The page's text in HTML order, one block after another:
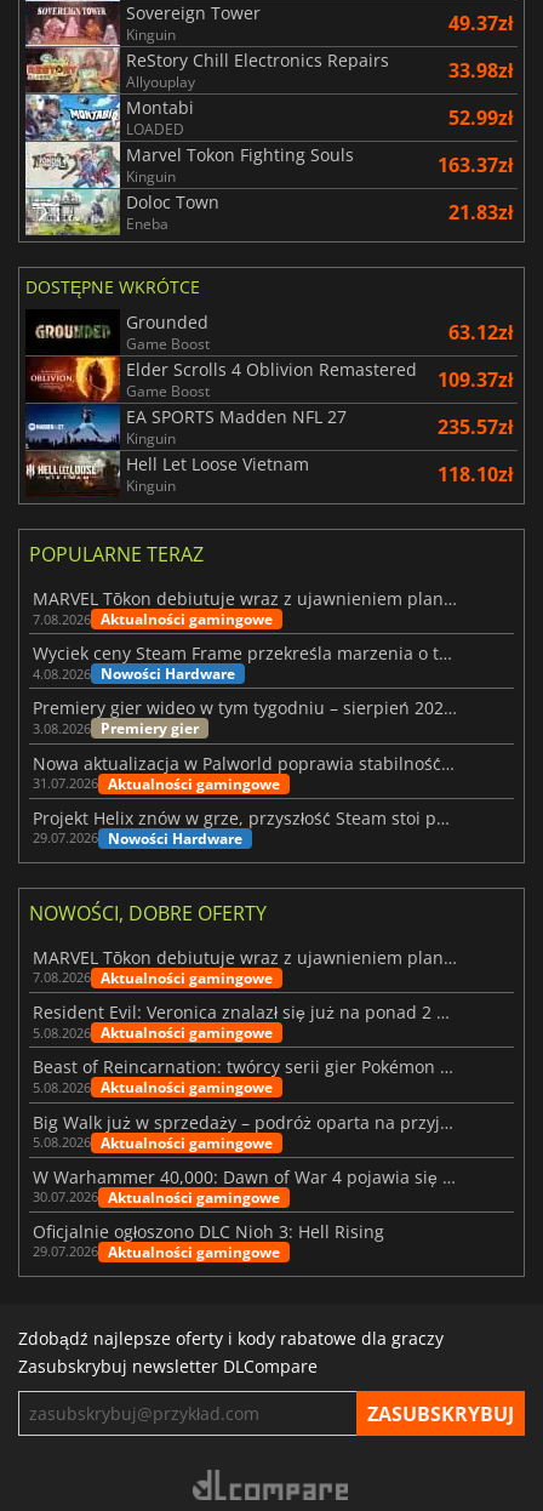
Sovereign Tower
Kinguin 49.37zł
ReStory Chill Electronics Repairs
Allyouplay 33.98zł
Montabi
LOADED 52.99zł
Marvel Tokon Fighting Souls
Kinguin 163.37zł
Doloc Town
Eneba 21.83zł
DOSTĘPNE WKRÓTCE
Grounded
Game Boost 63.12zł
Elder Scrolls 4 Oblivion Remastered
Game Boost 109.37zł
EA SPORTS Madden NFL 27
Kinguin 235.57zł
Hell Let Loose Vietnam
Kinguin 118.10zł
POPULARNE TERAZ
MARVEL Tōkon debiutuje wraz z ujawnieniem planu rozwoju na pierwszy rok
7.08.2026 Aktualności gamingowe
Wyciek ceny Steam Frame przekreśla marzenia o tanim zestawie VR
4.08.2026 Nowości Hardware
Premiery gier wideo w tym tygodniu – sierpień 2026 r. (32. tydzień)
3.08.2026 Premiery gier
Nowa aktualizacja w Palworld poprawia stabilność Sunreach i walk z bossami
31.07.2026 Aktualności gamingowe
Projekt Helix znów w grze, przyszłość Steam stoi pod znakiem zapytania
29.07.2026 Nowości Hardware
NOWOŚCI, DOBRE OFERTY
MARVEL Tōkon debiutuje wraz z ujawnieniem planu rozwoju na pierwszy rok
7.08.2026 Aktualności gamingowe
Resident Evil: Veronica znalazł się już na ponad 2 milionach list życzeń
5.08.2026 Aktualności gamingowe
Beast of Reincarnation: twórcy serii gier Pokémon wkraczają na nową ścieżkę
5.08.2026 Aktualności gamingowe
Big Walk już w sprzedaży – podróż oparta na przyjaźni
5.08.2026 Aktualności gamingowe
W Warhammer 40,000: Dawn of War 4 pojawia się frakcja Nekronów
30.07.2026 Aktualności gamingowe
Oficjalnie ogłoszono DLC Nioh 3: Hell Rising
29.07.2026 Aktualności gamingowe
Zdobądź najlepsze oferty i kody rabatowe dla graczy
Zasubskrybuj newsletter DLCompare